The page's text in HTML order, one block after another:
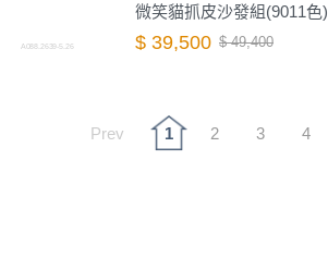
A088.2639-5.26
微笑貓抓皮沙發組(9011色)
$ 39,500 $ 49,400
Prev 1 2 3 4